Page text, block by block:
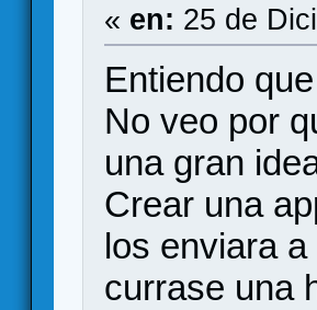
« en: 25 de
Entiendo
No veo por
una gran
Crear una
los enviara
currase una